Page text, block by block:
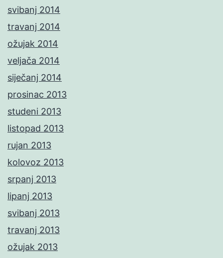
svibanj 2014
travanj 2014
ožujak 2014
veljača 2014
siječanj 2014
prosinac 2013
studeni 2013
listopad 2013
rujan 2013
kolovoz 2013
srpanj 2013
lipanj 2013
svibanj 2013
travanj 2013
ožujak 2013